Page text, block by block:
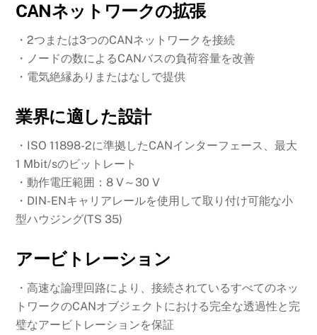
CANネットワークの拡張
・2つまたは3つのCANネットワークを接続
・ノードの数によるCANバスの負荷容量を改善
・電気絶縁ありまたはなしで提供
業界に適した設計
・ISO 11898-2に準拠したCANインターフェース、最大
1 Mbit/sのビットレート
・動作電圧範囲：8 V～30 V
・DIN-ENキャリアレールを使用して取り付け可能な小
型ハウジング(TS 35)
アービトレーション
・高速な論理回路により、接続されているすべてのネッ
トワークのCANオブジェクトにおける完全な透過性と完
璧なアービトレーションを保証